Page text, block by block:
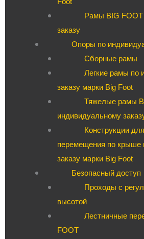
Рамы BIG FOOT
заказу
Опоры по
Сборные рамы
Легкие рамы по
заказу марки Big Foot
Тяжелые рамы
индивидуальному
Конструкции
перемещения по крыше
заказу марки Big Foot
Безопасный доступ
Проходы с
высотой
Лестничные
FOOT